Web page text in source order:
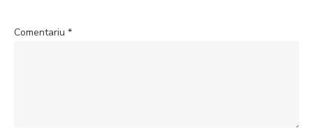
Comentariu *